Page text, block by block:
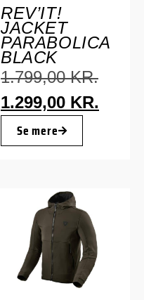
REV’IT!
JACKET
PARABOLICA
BLACK
1.799,00KR.
1.299,00 KR.
Se mere